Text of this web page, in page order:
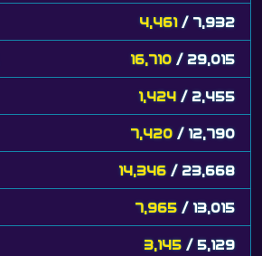
4,461 / 7,932
16,710 / 29,015
1,424 / 2,455
7,420 / 12,790
14,346 / 23,668
7,965 / 13,015
3,145 / 5,129